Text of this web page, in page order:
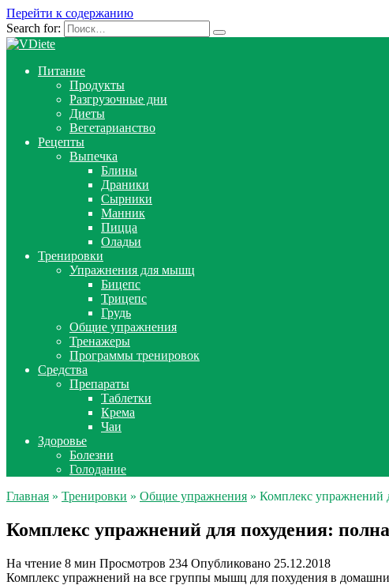
Перейти к содержанию
Search for:
Питание
Продукты
Разгрузочные дни
Диеты
Вегетарианство
Рецепты
Выпечка
Блины
Драники
Сырники
Манник
Пицца
Оладьи
Тренировки
Упражнения для мышц
Бицепс
Трицепс
Грудь
Общие упражнения
Тренажеры
Программы тренировок
Средства
Препараты
Таблетки
Крема
Чаи
Здоровье
Болезни
Голодание
Главная » Тренировки » Общие упражнения » Комплекс упражнений
Комплекс упражнений для похудения:
На чтение 8 мин Просмотров 234 Опубликовано 25.12.2018
Комплекс упражнений на все группы мышц для похудения в